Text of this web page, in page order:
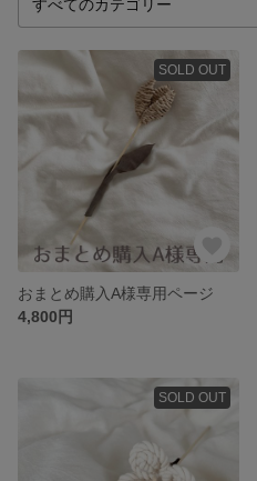
SOLD OUT
おまとめ購入A様専用ページ
4,800円
SOLD OUT